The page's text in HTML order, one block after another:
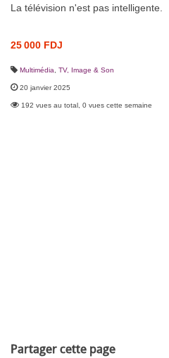
La télévision n'est pas intelligente.
25 000 FDJ
Multimédia TV, Image & Son
20 janvier 2025
192 vues au total, 0 vues cette semaine
Partager cette page